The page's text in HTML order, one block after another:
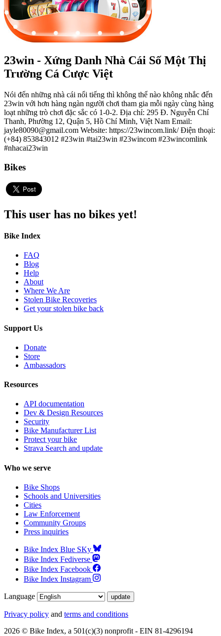
23win - Xứng Danh Nhà Cái Số Một Thị
Trường Cá Cược Việt
Nói đến những nhà cái nổi tiếng thì không thể nào không nhắc đến
23win với hơn hàng ngàn người chơi tham gia mỗi ngày cùng hàng
loạt những trò chơi đặc sắc có 1-0-2. Địa chỉ: 295 Đ. Nguyễn Chí
Thanh, Phường 12, Quận 5, Hồ Chí Minh, Việt Nam Email:
jayle80090@gmail.com Website: https://23wincom.link/ Điện thoại:
(+84) 853843012 #23win #tai23win #23wincom #23wincomlink
#nhacai23win
Bikes
This user has no bikes yet!
Bike Index
FAQ
Blog
Help
About
Where We Are
Stolen Bike Recoveries
Get your stolen bike back
Support Us
Donate
Store
Ambassadors
Resources
API documentation
Dev & Design Resources
Security
Bike Manufacturer List
Protect your bike
Strava Search and update
Who we serve
Bike Shops
Schools and Universities
Cities
Law Enforcement
Community Groups
Press inquiries
Bike Index Blue SKy
Bike Index Fediverse
Bike Index Facebook
Bike Index Instagram
Language
Privacy policy and terms and conditions
2026 © Bike Index, a 501(c)(3) nonprofit - EIN 81-4296194